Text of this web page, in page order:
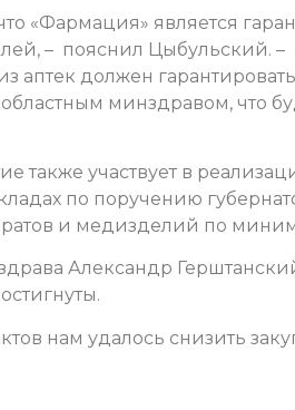
«Фармация» является
– пояснил Цыбульский.
аптек должен
минздравом, что
также участвует в
по поручению
и медизделий по
Александр
нам удалось снизить